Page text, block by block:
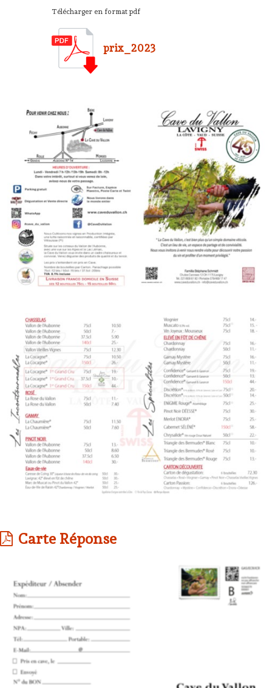
Télécharger en format pdf
prix_2023
Carte Réponse